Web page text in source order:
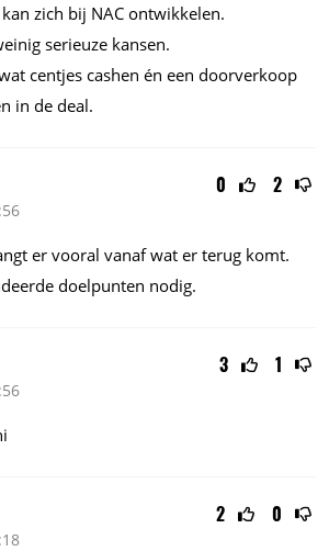
zich bij NAC ontwikkelen.
serieuze kansen.
centjes cashen én een doorverkoop
in de deal.
0 2
er vooral vanaf wat er terug komt.
doelpunten nodig.
3 1
2 0